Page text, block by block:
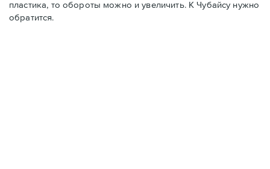
пластика, то обороты можно и увеличить. К Чубайсу нужно
обратится.